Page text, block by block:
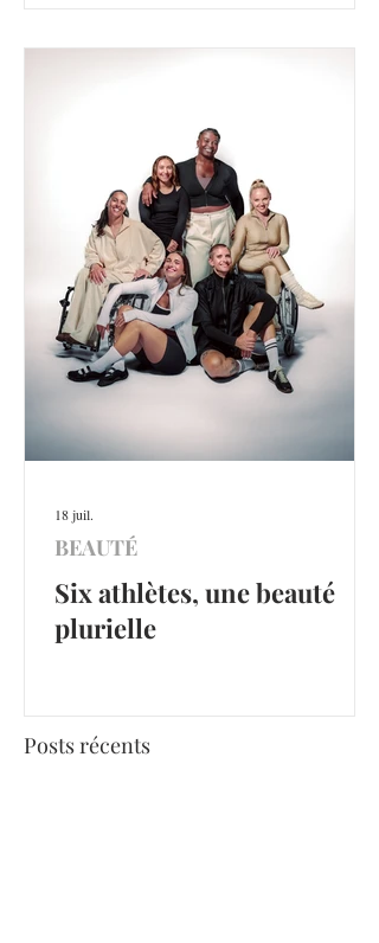
Six athlètes, une beauté
plurielle
BEAUTÉ
18 juil.
Posts récents